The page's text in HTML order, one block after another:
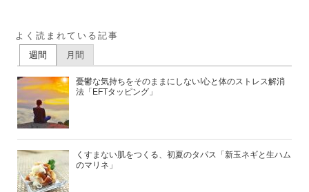
よく読まれている記事
週間 月間
憂鬱な気持ちをそのままにしない!心と体のストレス解消
法「EFTタッピング」
くすまない肌をつくる、初夏のタパス「新玉ネギと生ハム
のマリネ」